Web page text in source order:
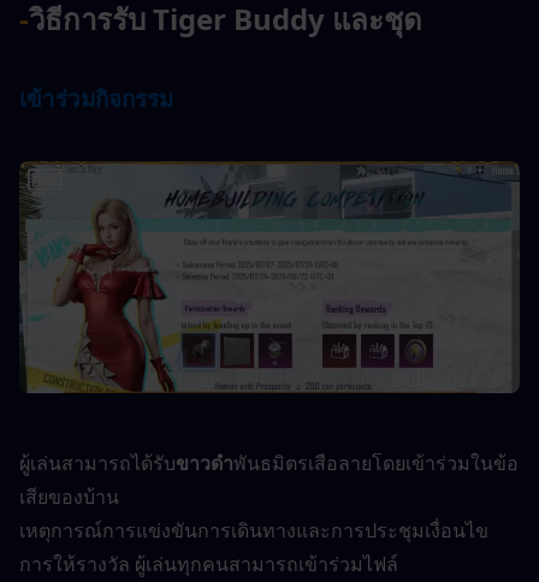
-วิธีการรับ Tiger Buddy และชุด
เข้าร่วมกิจกรรม
ผู้เล่นสามารถได้รับขาวดำพันธมิตรเสือลายโดยเข้าร่วมในข้อ
เสียของบ้าน
เหตุการณ์การแข่งขันการเดินทางและการประชุมเงื่อนไข
การให้รางวัล ผู้เล่นทุกคนสามารถเข้าร่วมไฟล์